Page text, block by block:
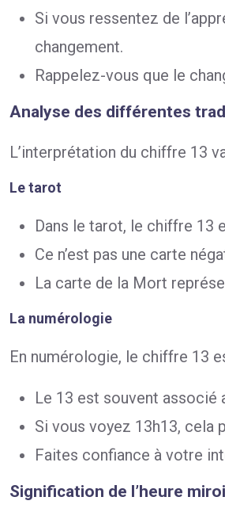
Si vous ressentez de
changement.
Rappelez-vous que le
Analyse des différentes
L’interprétation du chiffre 13
Le tarot
Dans le tarot, le chiffre 13
Ce n’est pas une carte
La carte de la Mort
La numérologie
En numérologie, le chiffre 13
Le 13 est souvent associé
Si vous voyez 13h13, cela
Faites confiance à votre
Signification de l’heure